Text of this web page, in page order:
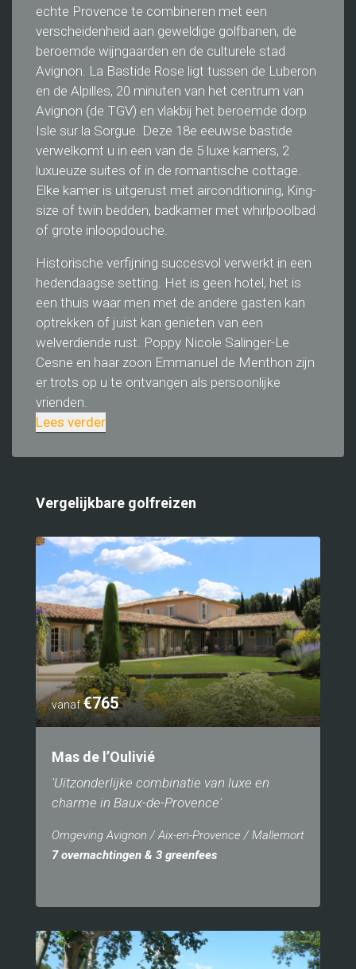
echte Provence te combineren met een
verscheidenheid aan geweldige golfbanen, de
beroemde wijngaarden en de culturele stad
Avignon. La Bastide Rose ligt tussen de Luberon
en de Alpilles, 20 minuten van het centrum van
Avignon (de TGV) en vlakbij het beroemde dorp
Isle sur la Sorgue. Deze 18e eeuwse bastide
verwelkomt u in een van de 5 luxe kamers, 2
luxueuze suites of in de romantische cottage.
Elke kamer is uitgerust met airconditioning, King-
size of twin bedden, badkamer met whirlpoolbad
of grote inloopdouche.
Historische verfijning succesvol verwerkt in een
hedendaagse setting. Het is geen hotel, het is
een thuis waar men met de andere gasten kan
optrekken of juist kan genieten van een
welverdiende rust. Poppy Nicole Salinger-Le
Cesne en haar zoon Emmanuel de Menthon zijn
er trots op u te ontvangen als persoonlijke
vrienden.
Lees verder
Vergelijkbare golfreizen
vanaf€765
Mas de l’Oulivié
'Uitzonderlijke combinatie van luxe en
charme in Baux-de-Provence'
Omgeving Avignon / Aix-en-Provence / Mallemort
7 overnachtingen & 3 greenfees